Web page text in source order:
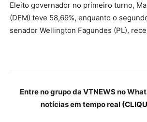
Eleito governador no primeiro turno,
(DEM) teve 58,69%, enquanto o
senador Wellington Fagundes (PL),
Entre no grupo da VTNEWS no
notícias em tempo real